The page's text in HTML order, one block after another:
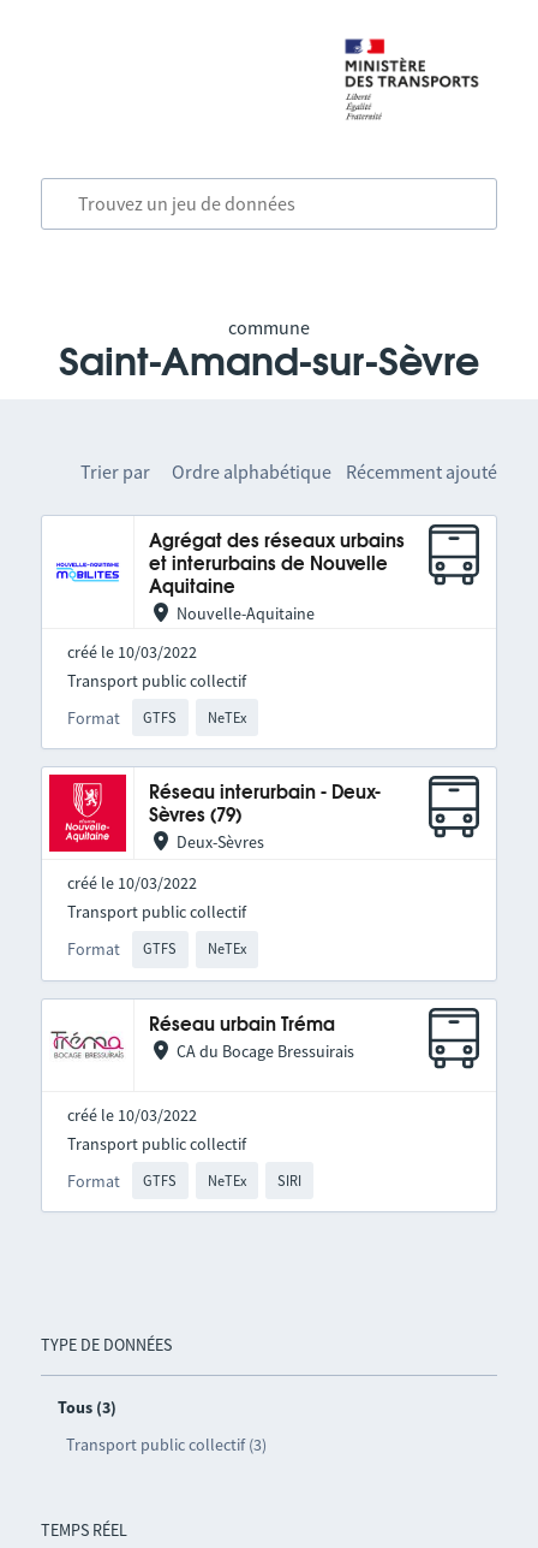
commune
Saint-Amand-sur-Sèvre
TYPE DE DONNÉES
Tous (3)
Transport public collectif (3)
TEMPS RÉEL
Trier par Ordre alphabétique Récemment ajouté
Agrégat des réseaux urbains
et interurbains de Nouvelle
Aquitaine
Nouvelle-Aquitaine
créé le 10/03/2022
Format GTFS NeTEx
Transport public collectif
Réseau interurbain - Deux-
Sèvres (79)
Deux-Sèvres
créé le 10/03/2022
Format GTFS NeTEx
Transport public collectif
Réseau urbain Tréma
CA du Bocage Bressuirais
créé le 10/03/2022
Format GTFS NeTEx SIRI
Transport public collectif